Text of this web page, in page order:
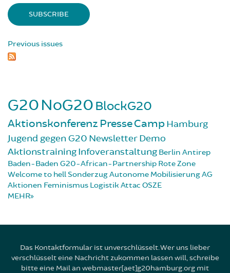
Previous issues
G20NoG20 BlockG20
Aktionskonferenz PresseCampHamburg
Jugend gegen G20 NewsletterDemo
AktionstrainingInfoveranstaltung Berlin Antirep
Baden-Baden G20-African-Partnership Rote Zone
Welcome to hellSonderzugAutonome MobilisierungAG
Aktionen Feminismus Logistik Attac OSZE
MEHR
Das Kontaktformular ist unverschlüsselt. Wer uns lieber
verschlüsselt eine Nachricht zukommen lassen will, schreibe
bitte eine Mail an webmaster[aet]g20hamburg.org mit